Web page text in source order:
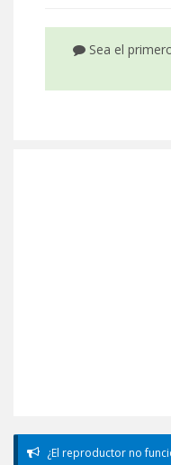
Sea el
¿El reproductor no